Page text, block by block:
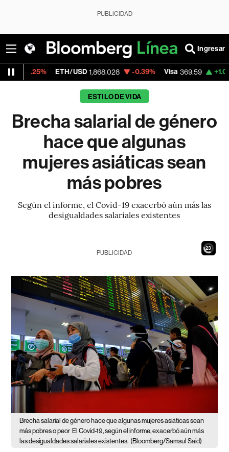
PUBLICIDAD
Ingresar
ETH/USD 1,868.028 -0.39% Visa 369.59 +1.07%
ESTILO DE VIDA
Brecha salarial de género
hace que algunas
mujeres asiáticas sean
más pobres
Según el informe, el Covid-19 exacerbó aún más las
desigualdades salariales existentes
21
PUBLICIDAD
Brecha salarial de género hace que algunas mujeres asiáticas sean
más pobres o peor El Covid-19, según el informe, exacerbó aún más
las desigualdades salariales existentes. (Bloomberg/Samsul Said)